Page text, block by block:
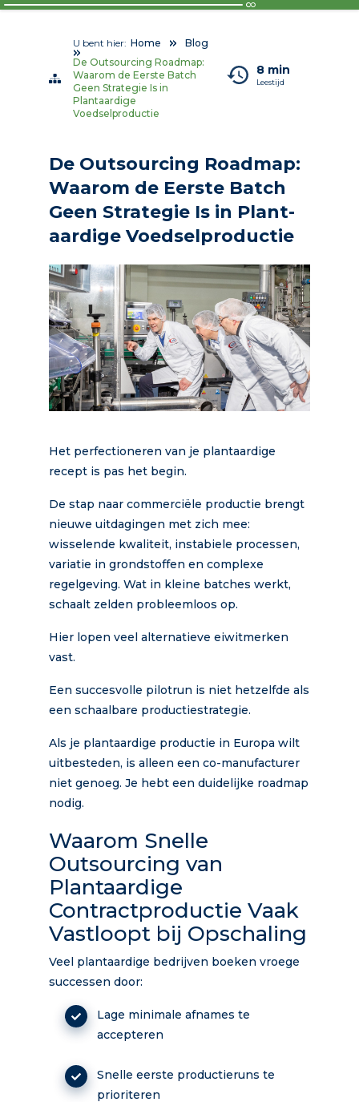
U bent hier: Home
Blog
De Outsourcing Roadmap:
Waarom de Eerste Batch
Geen Strategie Is in
Plantaardige
Voedselproductie
8 min
Leestijd
De Outsourcing Roadmap:
Waarom de Eerste Batch
Geen Strategie Is in Plant­
aardige Voedsel­pro­ductie
Het perfectioneren van je plantaardige
recept is pas het begin.
De stap naar commerciële productie brengt
nieuwe uitdagingen met zich mee:
wisselende kwaliteit, instabiele processen,
variatie in grondstoffen en complexe
regelgeving. Wat in kleine batches werkt,
schaalt zelden probleemloos op.
Hier lopen veel alternatieve eiwitmerken
vast.
Een succesvolle pilotrun is niet hetzelfde als
een schaalbare productiestrategie.
Als je plantaardige productie in Europa wilt
uitbesteden, is alleen een co-manufacturer
niet genoeg. Je hebt een duidelijke roadmap
nodig.
Waarom Snelle
Outsourcing van
Plantaardige
Contractproductie Vaak
Vastloopt bij Opschaling
Veel plantaardige bedrijven boeken vroege
successen door:
Lage minimale afnames te
accepteren
Snelle eerste productieruns te
prioriteren